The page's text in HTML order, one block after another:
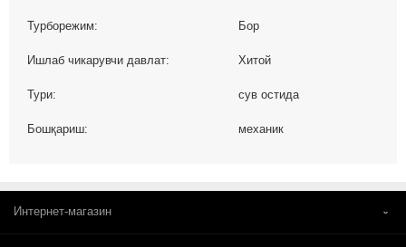
Турборежим: Бор
Ишлаб чикарувчи давлат: Хитой
Тури: сув остида
Бошқариш: механик
Интернет-магазин